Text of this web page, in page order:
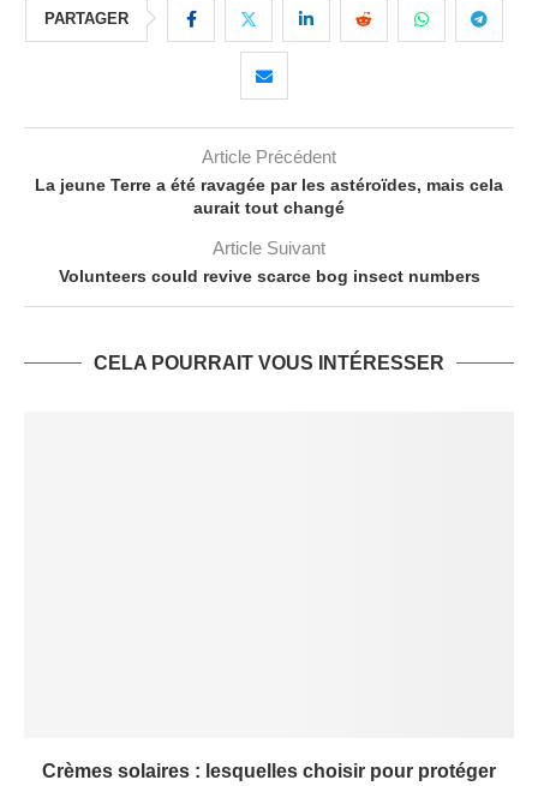
PARTAGER
Article Précédent
La jeune Terre a été ravagée par les astéroïdes, mais cela
aurait tout changé
Article Suivant
Volunteers could revive scarce bog insect numbers
CELA POURRAIT VOUS INTÉRESSER
Crèmes solaires : lesquelles choisir pour protéger